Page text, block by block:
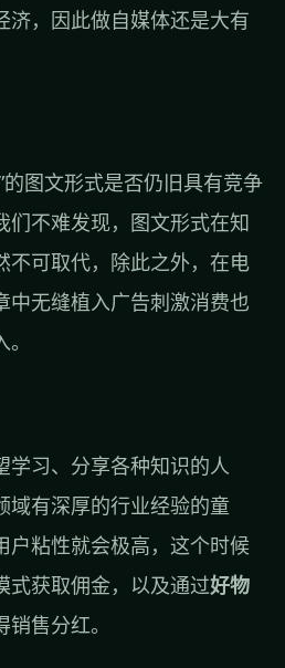
济，因此做自媒体还是大有
的图文形式是否仍旧具有竞争
们不难发现，图文形式在知
不可取代，除此之外，在电
中无缝植入广告刺激消费也
学习、分享各种知识的人
域有深厚的行业经验的童
户粘性就会极高，这个时候
式获取佣金，以及通过好物
售分红。